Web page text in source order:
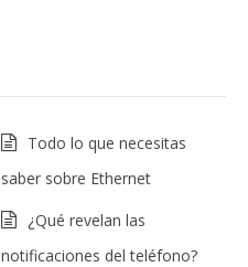
Todo lo que necesitas
saber sobre Ethernet
¿Qué revelan las
notificaciones del teléfono?